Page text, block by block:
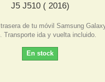
J5 J510 ( 2016)
de tu móvil Samsung
Transporte ida y vuelta incluido.
En stock